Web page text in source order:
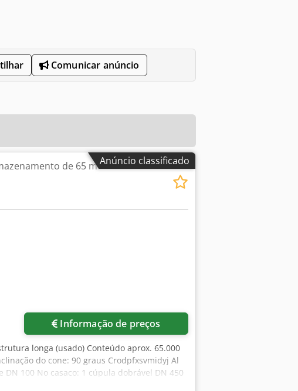
Comunicar anúncio
Anúncio classificado
de 65 m³
Informação de preços
longa (usado) Conteúdo aprox. 65.000
do cone: 90 graus Crodpfxsvmidyj Al
100 No casaco: 1 cúpula dobrável DN 450
de sucção caso contrário, de acordo com